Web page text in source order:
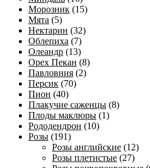
Морозник (15)
Мята (5)
Нектарин (32)
Облепиха (7)
Олеандр (13)
Орех Пекан (8)
Павловния (2)
Персик (70)
Пион (40)
Плакучие саженцы (8)
Плоды маклюры (1)
Рододендрон (10)
Розы (191)
Розы английские (12)
Розы плетистые (27)